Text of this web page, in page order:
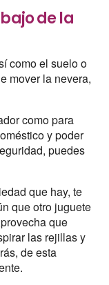
de la
como el suelo o
mover la nevera,
como para
y poder
puedes
que hay, te
que otro juguete
que
las rejillas y
de esta